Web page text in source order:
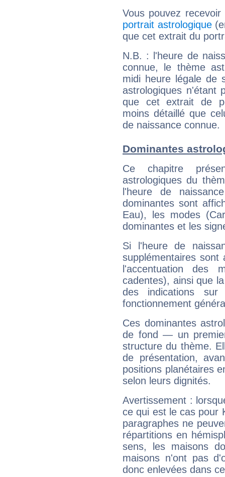
Vous pouvez
portrait astrologique
que cet extrait du
N.B. : l'heure de
connue, le thème
midi heure légale de
astrologiques n'étant
que cet extrait de
moins détaillé que
de naissance connue.
Dominantes
Ce chapitre
astrologiques du
l'heure de
dominantes sont
Eau), les modes
dominantes et les
Si l'heure de
supplémentaires sont
l'accentuation des
cadentes), ainsi que
des indications sur
fonctionnement
Ces dominantes
de fond — un
structure du thème.
de présentation,
positions planétaires
selon leurs dignités.
Avertissement :
ce qui est le cas pour
paragraphes ne
répartitions en
sens, les maisons
maisons n'ont pas
donc enlevées dans